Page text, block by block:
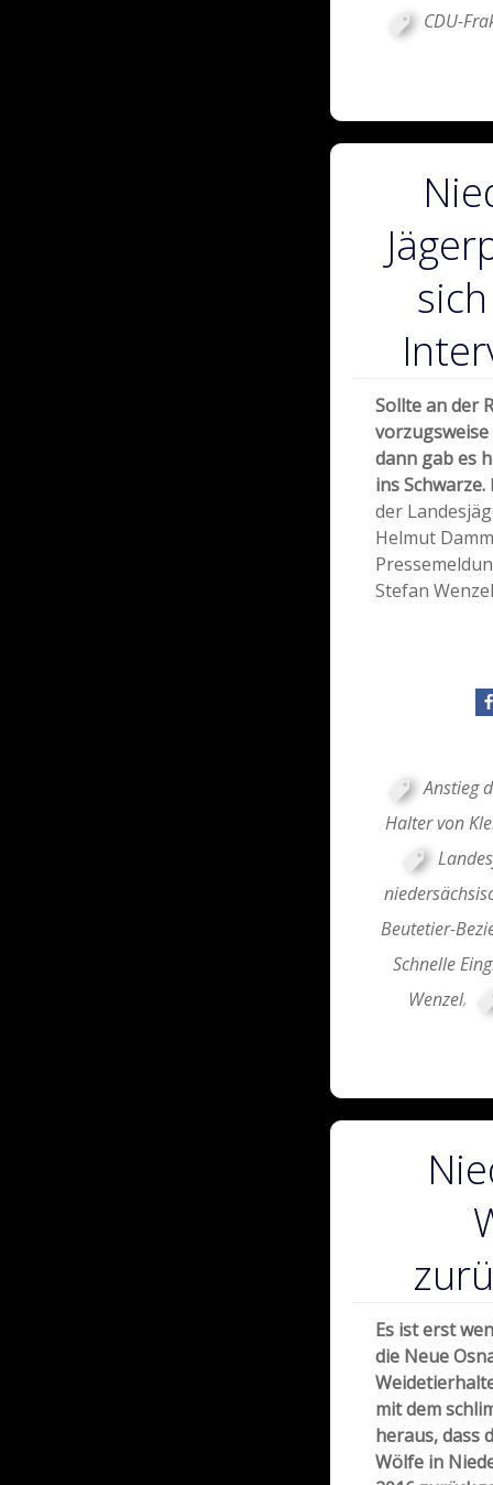
CDU-
Sollte an der
dann gab es
ins Schwarze.
der
Helmut
Stefan
Anstieg
Halter von
Beutetier-
Schnelle
Wenzel,
Es ist erst
die Neue
mit dem
heraus, dass
Wölfe in